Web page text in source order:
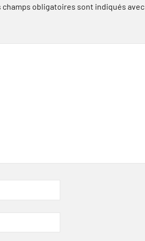
champs obligatoires sont indiqués avec